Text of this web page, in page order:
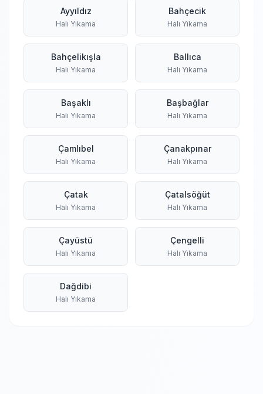
Ayyıldız
Halı Yıkama
Bahçecik
Halı Yıkama
Bahçelikışla
Halı Yıkama
Ballıca
Halı Yıkama
Başaklı
Halı Yıkama
Başbağlar
Halı Yıkama
Çamlıbel
Halı Yıkama
Çanakpınar
Halı Yıkama
Çatak
Halı Yıkama
Çatalsöğüt
Halı Yıkama
Çayüstü
Halı Yıkama
Çengelli
Halı Yıkama
Dağdibi
Halı Yıkama